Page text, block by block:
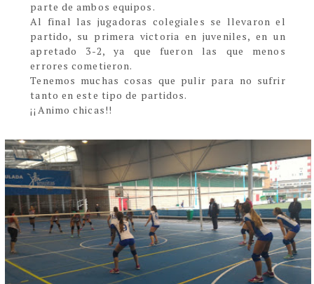
parte de ambos equipos.
Al final las jugadoras colegiales se llevaron el
partido, su primera victoria en juveniles, en un
apretado 3-2, ya que fueron las que menos
errores cometieron.
Tenemos muchas cosas que pulir para no sufrir
tanto en este tipo de partidos.
¡¡Animo chicas!!